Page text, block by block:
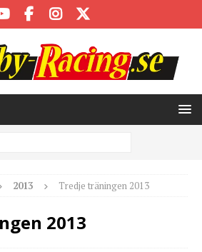
2013 Tredje träningen 2013
2013